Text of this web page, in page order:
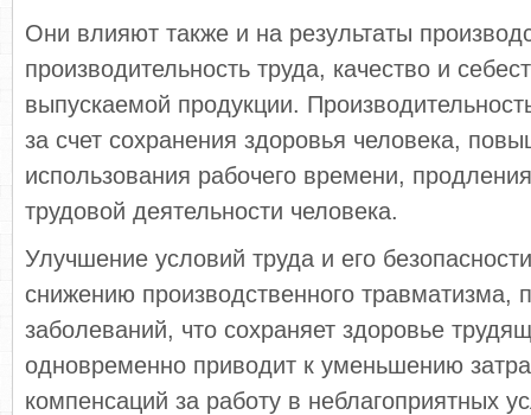
Они влияют также и на результаты
производительность труда, качество и
выпускаемой продукции.
за счет сохранения здоровья человека,
использования рабочего времени,
трудовой деятельности человека.
Улучшение условий труда и его
снижению производственного травматизма,
заболеваний, что сохраняет здоровье
одновременно приводит к уменьшению
компенсаций за работу в неблагоприятных